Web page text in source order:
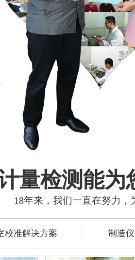
量检测能为
18年来，我们一直在努力，
校准解决方案 制造